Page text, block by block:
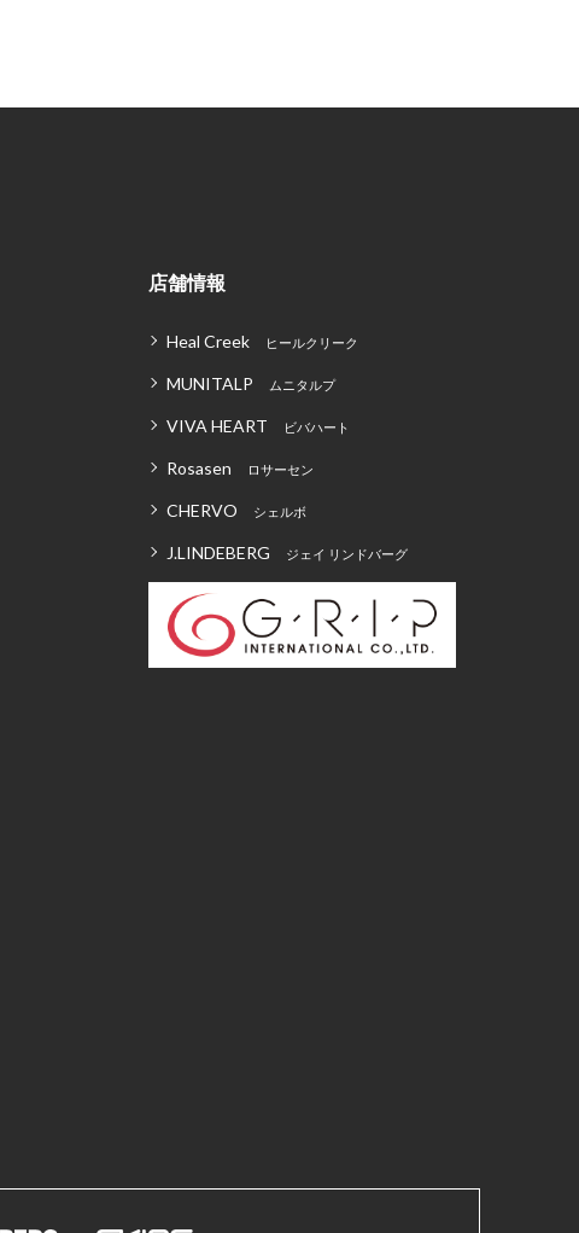
店舗情報
Heal Creek ヒールクリーク
MUNITALP ムニタルプ
VIVA HEART ビバハート
Rosasen ロサーセン
CHERVO シェルボ
J.LINDEBERG ジェイ リンドバーグ